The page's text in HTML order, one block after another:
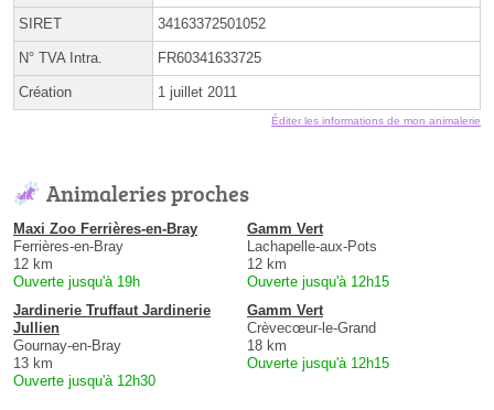
SIRET 34163372501052
N° TVA Intra. FR60341633725
Création 1 juillet 2011
Éditer les informations de mon animalerie
Animaleries proches
Maxi Zoo Ferrières-en-Bray
Ferrières-en-Bray
12 km
Ouverte jusqu'à 19h
Gamm Vert
Lachapelle-aux-Pots
12 km
Ouverte jusqu'à 12h15
Jardinerie Truffaut Jardinerie
Jullien
Gournay-en-Bray
13 km
Ouverte jusqu'à 12h30
Gamm Vert
Crèvecœur-le-Grand
18 km
Ouverte jusqu'à 12h15